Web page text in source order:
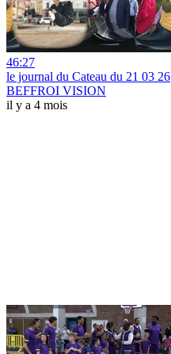
46:27
le journal du Cateau du 21 03 26
BEFFROI VISION
il y a 4 mois